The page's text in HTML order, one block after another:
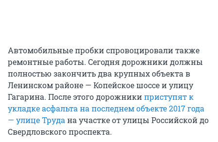
Автомобильные пробки спровоцировали также
ремонтные работы. Сегодня дорожники должны
полностью закончить два крупных объекта в
Ленинском районе — Копейское шоссе и улицу
Гагарина. После этого дорожникиприступят к
укладке асфальта на последнем объекте 2017 года
— улице Труда на участке от улицы Российской до
Свердловского проспекта.